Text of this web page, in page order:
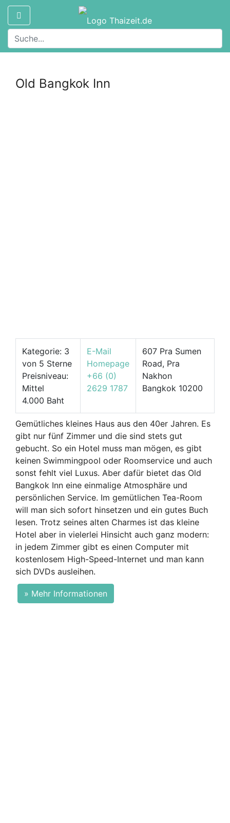
Old Bangkok Inn
Kategorie: 3
von 5 Sterne
Preisniveau:
Mittel
4.000 Baht
E-Mail
Homepage
+66 (0)
2629 1787
607 Pra Sumen
Road, Pra
Nakhon
Bangkok 10200
Gemütliches kleines Haus aus den 40er Jahren. Es
gibt nur fünf Zimmer und die sind stets gut
gebucht. So ein Hotel muss man mögen, es gibt
keinen Swimmingpool oder Roomservice und auch
sonst fehlt viel Luxus. Aber dafür bietet das Old
Bangkok Inn eine einmalige Atmosphäre und
persönlichen Service. Im gemütlichen Tea-Room
will man sich sofort hinsetzen und ein gutes Buch
lesen. Trotz seines alten Charmes ist das kleine
Hotel aber in vielerlei Hinsicht auch ganz modern:
in jedem Zimmer gibt es einen Computer mit
kostenlosem High-Speed-Internet und man kann
sich DVDs ausleihen.
» Mehr Informationen